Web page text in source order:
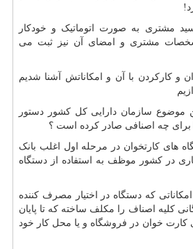
مشتری به صورت اتوماتیک و خودکار
مشتری و امضای آن نیز ثبت می
و کارکردن با آن و امکاناتش آشنا شدیم
موضوع سازمان دارایی کل کشور دستور
برای چه اصنافی صادر کرده است ؟
های کارتخوان در مرحله اول اغلب بانک
در کشور موظف به استفاده از دستگاه
که دستگاه در اختیار مصرف کننده
کلیه اصناف را مکلف ساخته که تا پایان
کارت خوان در فروشگاه و یا محل کار خود